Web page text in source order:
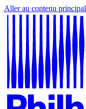
Aller au contenu principal